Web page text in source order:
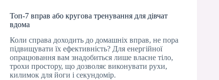
Топ-7 вправ або кругова тренування для дівчат
вдома
Коли справа доходить до домашніх вправ, не пора
підвищувати їх ефективність? Для енергійної
опрацювання вам знадобиться лише власне тіло,
трохи простору, що дозволяє виконувати рухи,
килимок для йоги і секундомір.